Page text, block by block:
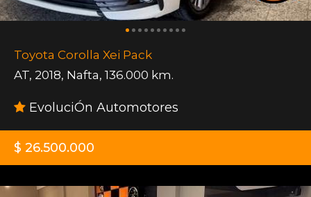
Toyota Corolla Xei Pack
AT, 2018, Nafta, 136.000 km.
EvoluciÓn Automotores
$ 26.500.000